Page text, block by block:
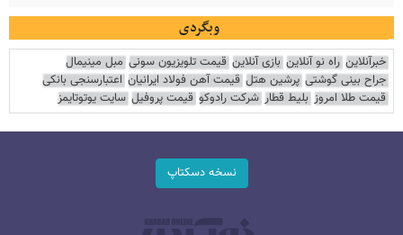
وبگردی
خبرآنلاین راه نو آنلاین بازی آنلاین قیمت تلویزیون سونی مبل مینیمال
جراح بینی گوشتی پرشین هتل قیمت آهن فولاد ایرانیان اعتبارسنجی بانکی
قیمت طلا امروز بلیط قطار شرکت رادوکو قیمت پروفیل سایت یوتوتایمز
نسخه دسکتاپ